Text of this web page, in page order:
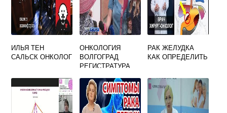
ИЛЬЯ ТЕН
САЛЬСК ОНКОЛОГ
ОНКОЛОГИЯ
ВОЛГОГРАД
РЕГИСТРАТУРА
ЗЕМЛЯЧКИ
РАК ЖЕЛУДКА
КАК ОПРЕДЕЛИТЬ